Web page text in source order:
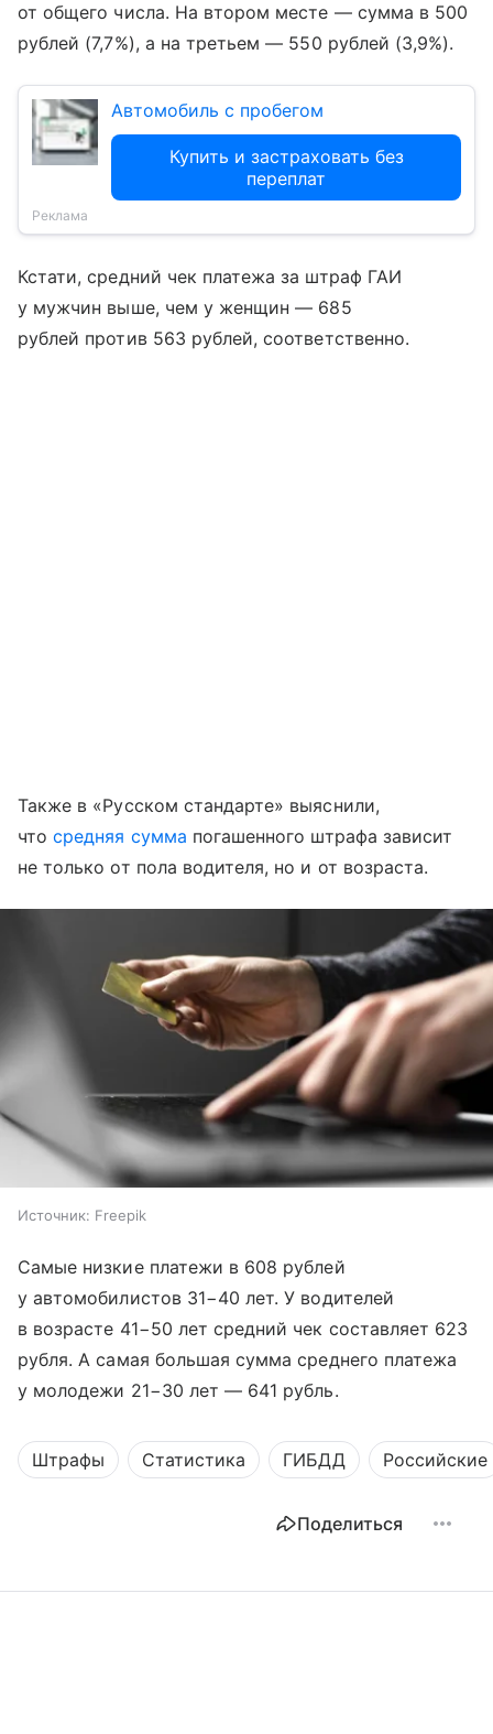
от общего числа. На втором месте — сумма в 500
рублей (7,7%), а на третьем — 550 рублей (3,9%).
Автомобиль с пробегом
Купить и застраховать без
переплат
Реклама
Кстати, средний чек платежа за штраф ГАИ
у мужчин выше, чем у женщин — 685
рублей против 563 рублей, соответственно.
Также в «Русском стандарте» выяснили,
чтосредняя сумма погашенного штрафа зависит
не только от пола водителя, но и от возраста.
Источник: Freepik
Самые низкие платежи в 608 рублей
у автомобилистов 31−40 лет. У водителей
в возрасте 41−50 лет средний чек составляет 623
рубля. А самая большая сумма среднего платежа
у молодежи 21−30 лет — 641 рубль.
Штрафы Статистика ГИБДД Российские
Поделиться